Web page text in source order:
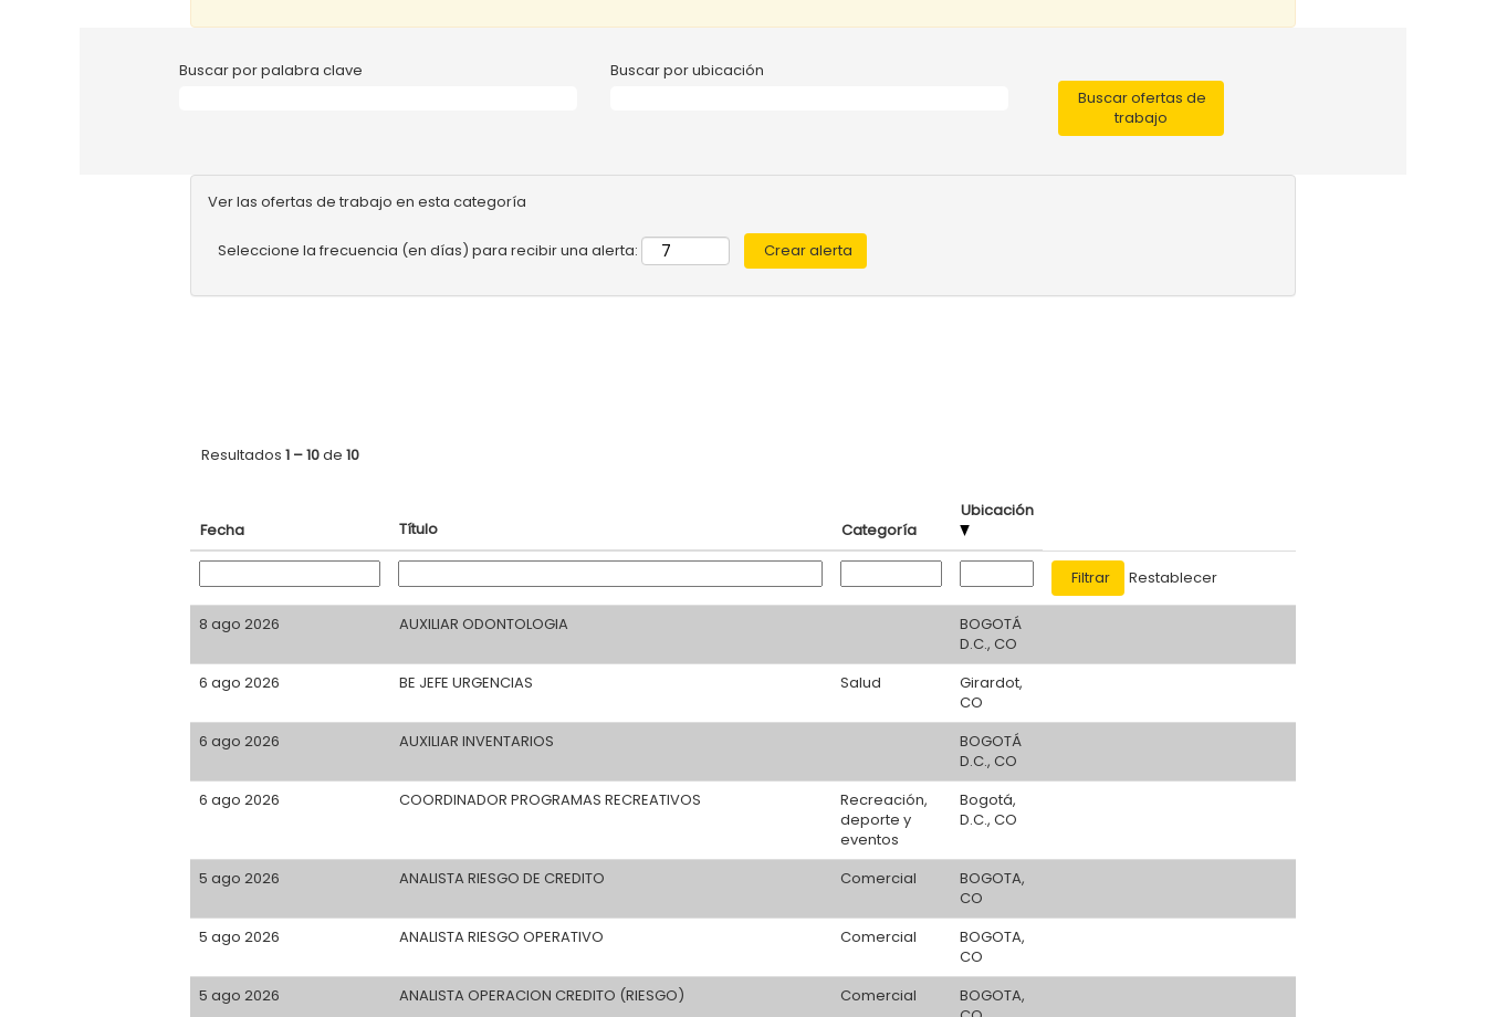
Buscar por palabra clave Buscar por ubicación
Ver las ofertas de trabajo en esta categoría
Seleccione la frecuencia (en días) para recibir una alerta:
Resultados 1 – 10de 10
Fecha Título Categoría
Ubicación
Restablecer
8 ago 2026 AUXILIAR ODONTOLOGIA
BOGOTÁ
D.C., CO
6 ago 2026
BE JEFE URGENCIAS Salud
Girardot,
CO
6 ago 2026
AUXILIAR INVENTARIOS
BOGOTÁ
D.C., CO
6 ago 2026
COORDINADOR PROGRAMAS RECREATIVOS
Recreación,
deporte y
eventos
Bogotá,
D.C., CO
5 ago 2026 ANALISTA RIESGO DE CREDITO Comercial
BOGOTA,
CO
5 ago 2026
ANALISTA RIESGO OPERATIVO Comercial
BOGOTA,
CO
5 ago 2026
ANALISTA OPERACION CREDITO (RIESGO) Comercial
BOGOTA,